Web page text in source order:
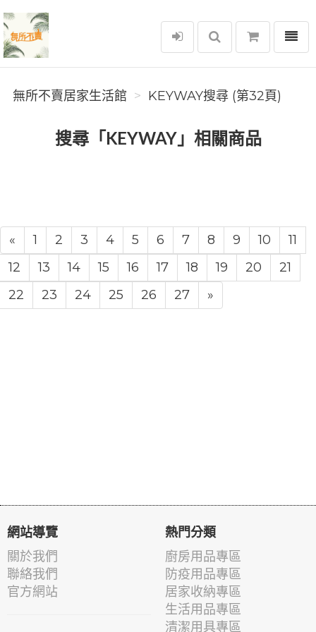
無所不賣居家生活館
選單
無所不賣居家生活館 KEYWAY搜尋 (第32頁)
搜尋「KEYWAY」相關商品
« 1 2 3 4 5 6 7 8 9 10
11
12
13 14 15 16 17 18 19 20
21
22
23 24 25 26 27 »
網站導覽
關於我們
聯絡我們
官方網站
熱門分類
廚房用品專區
防疫用品專區
居家收納專區
生活用品專區
清潔用具專區